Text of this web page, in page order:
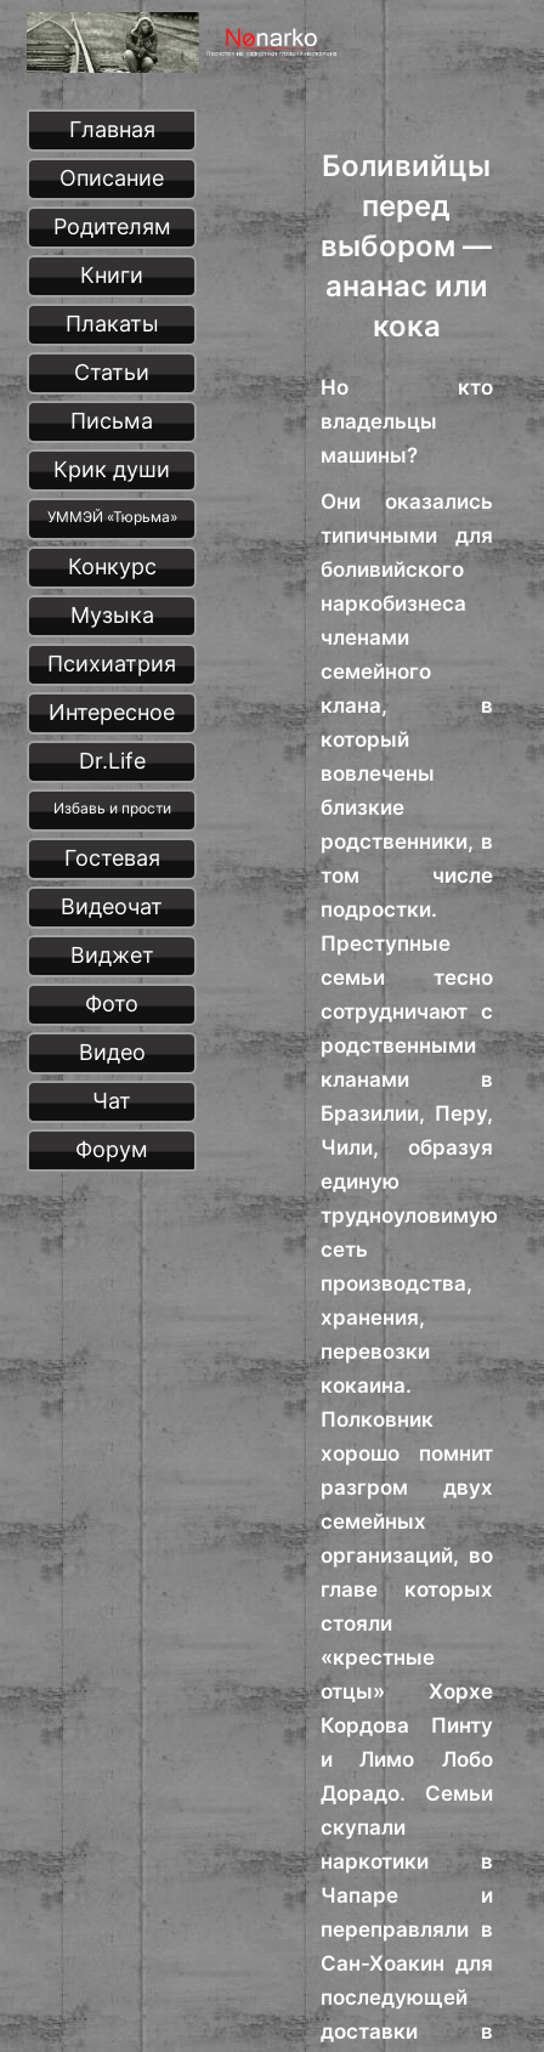
Боливийцы
перед
выбором —
ананас или
кока
Но кто
владельцы
машины?
Они оказались
типичными для
боливийского
наркобизнеса
членами
семейного
клана, в
который
вовлечены
близкие
родственники, в
том числе
подростки.
Преступные
семьи тесно
сотрудничают с
родственными
кланами в
Бразилии, Перу,
Чили, образуя
единую
трудноуловимую
сеть
производства,
хранения,
перевозки
кокаина.
Полковник
хорошо помнит
разгром двух
семейных
организаций, во
главе которых
стояли
«крестные
отцы» Хорхе
Кордова Пинту
и Лимо Лобо
Дорадо. Семьи
скупали
наркотики в
Чапаре и
переправляли в
Сан-Хоакин для
последующей
доставки в
Главная
Описание
Родителям
Книги
Плакаты
Статьи
Письма
Крик души
УММЭЙ «Тюрьма»
Конкурс
Музыка
Психиатрия
Интересное
Dr.Life
Избавь и прости
Гостевая
Видеочат
Виджет
Фото
Видео
Чат
Форум